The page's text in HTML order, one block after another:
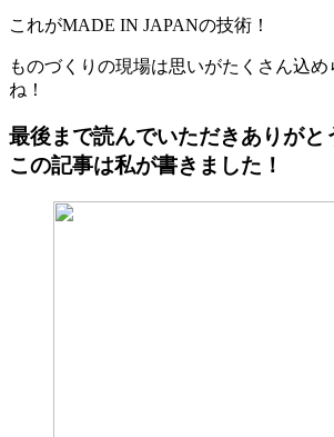
これがMADE IN JAPANの技術！
ものづくりの現場は思いがたくさん込
ね！
最後まで読んでいただきありがと
この記事は私が書きました！